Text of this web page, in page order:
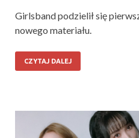
Girlsband podzielił się
nowego materiału.
CZYTAJ DALEJ